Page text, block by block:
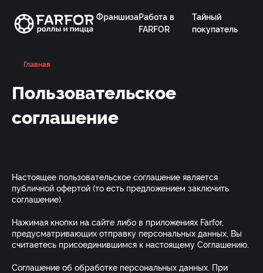
ФраншизаРабота в
FARFOR
Тайный
покупатель
Главная
Пользовательское
соглашение
Настоящее пользовательское соглашение является
публичной офертой (то есть предложением заключить
соглашение).
Нажимая кнопки на сайте либо в приложениях Farfor,
предусматривающих отправку персональных данных, Вы
считаетесь присоединившимся к настоящему Соглашению.
Соглашение об обработке персональных данных. При